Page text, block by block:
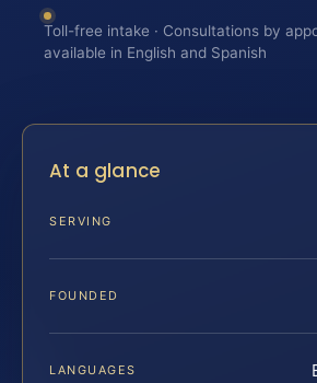
Toll-free intake · Consultations by
available in English and Spanish
At a glance
SERVING
FOUNDED
LANGUAGES